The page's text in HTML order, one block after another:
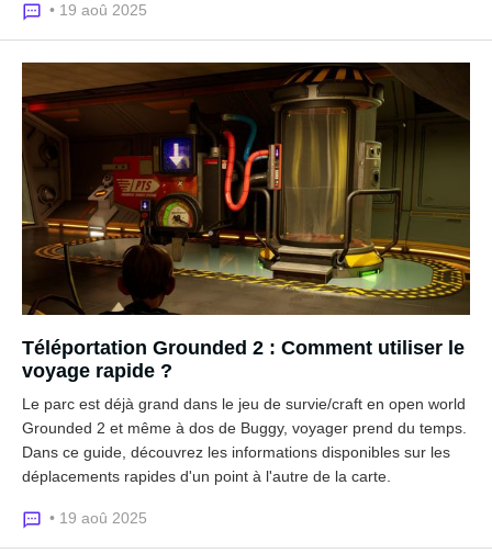
• 19 aoû 2025
Téléportation Grounded 2 : Comment utiliser le
voyage rapide ?
Le parc est déjà grand dans le jeu de survie/craft en open world
Grounded 2 et même à dos de Buggy, voyager prend du temps.
Dans ce guide, découvrez les informations disponibles sur les
déplacements rapides d'un point à l'autre de la carte.
• 19 aoû 2025